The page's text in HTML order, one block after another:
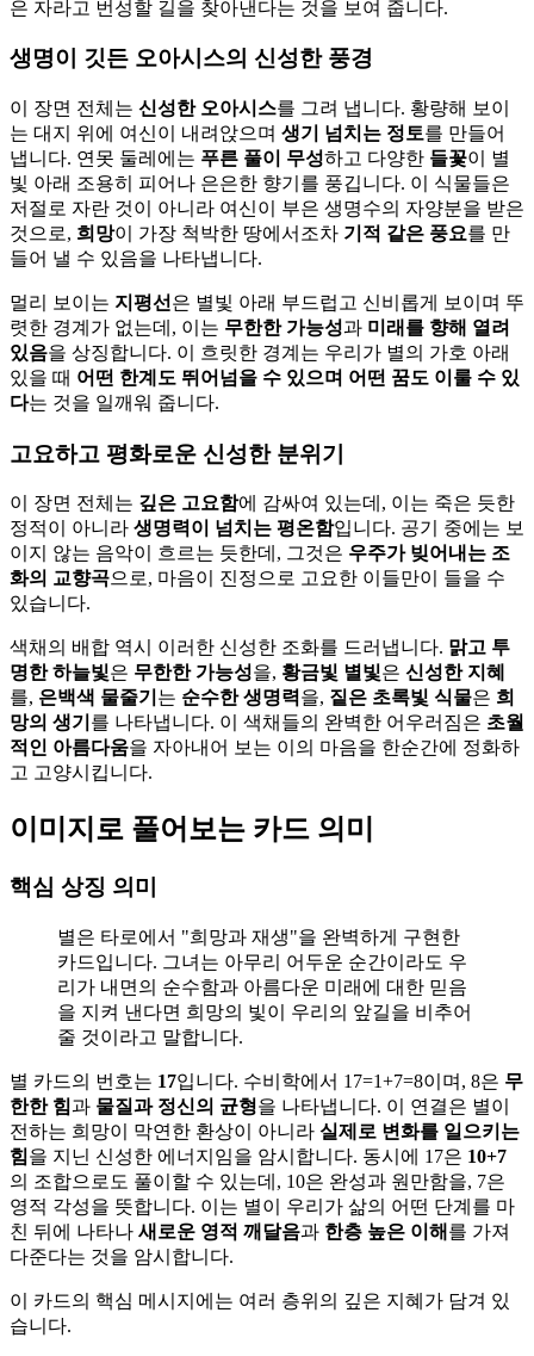
은 자라고 번성할 길을 찾아낸다는 것을 보여 줍니다.
생명이 깃든 오아시스의 신성한 풍경
이 장면 전체는 신성한 오아시스를 그려 냅니다. 황량해 보이
는 대지 위에 여신이 내려앉으며 생기 넘치는 정토를 만들어
냅니다. 연못 둘레에는 푸른 풀이 무성하고 다양한 들꽃이 별
빛 아래 조용히 피어나 은은한 향기를 풍깁니다. 이 식물들은
저절로 자란 것이 아니라 여신이 부은 생명수의 자양분을 받은
것으로, 희망이 가장 척박한 땅에서조차 기적 같은 풍요를 만
들어 낼 수 있음을 나타냅니다.
멀리 보이는 지평선 은 별빛 아래 부드럽고 신비롭게 보이며 뚜
렷한 경계가 없는데, 이는 무한한 가능성과 미래를 향해 열려
있음을 상징합니다. 이 흐릿한 경계는 우리가 별의 가호 아래
있을 때 어떤 한계도 뛰어넘을 수 있으며 어떤 꿈도 이룰 수 있
다는 것을 일깨워 줍니다.
고요하고 평화로운 신성한 분위기
이 장면 전체는 깊은 고요함에 감싸여 있는데, 이는 죽은 듯한
정적이 아니라 생명력이 넘치는 평온함입니다. 공기 중에는 보
이지 않는 음악이 흐르는 듯한데, 그것은 우주가 빚어내는 조
화의 교향곡으로, 마음이 진정으로 고요한 이들만이 들을 수
있습니다.
색채의 배합 역시 이러한 신성한 조화를 드러냅니다. 맑고 투
명한 하늘빛은 무한한 가능성을, 황금빛 별빛은 신성한 지혜
를, 은백색 물줄기 는 순수한 생명력을, 짙은 초록빛 식물은 희
망의 생기 를 나타냅니다. 이 색채들의 완벽한 어우러짐은 초월
적인 아름다움을 자아내어 보는 이의 마음을 한순간에 정화하
고 고양시킵니다.
이미지로 풀어보는 카드 의미
핵심 상징 의미
별은 타로에서 "희망과 재생"을 완벽하게 구현한
카드입니다. 그녀는 아무리 어두운 순간이라도 우
리가 내면의 순수함과 아름다운 미래에 대한 믿음
을 지켜 낸다면 희망의 빛이 우리의 앞길을 비추어
줄 것이라고 말합니다.
별 카드의 번호는 17입니다. 수비학에서 17=1+7=8이며, 8은 무
한한 힘과 물질과 정신의 균형을 나타냅니다. 이 연결은 별이
전하는 희망이 막연한 환상이 아니라 실제로 변화를 일으키는
힘을 지닌 신성한 에너지임을 암시합니다. 동시에 17은 10+7
의 조합으로도 풀이할 수 있는데, 10은 완성과 원만함을, 7은
영적 각성을 뜻합니다. 이는 별이 우리가 삶의 어떤 단계를 마
친 뒤에 나타나 새로운 영적 깨달음과 한층 높은 이해 를 가져
다준다는 것을 암시합니다.
이 카드의 핵심 메시지에는 여러 층위의 깊은 지혜가 담겨 있
습니다.